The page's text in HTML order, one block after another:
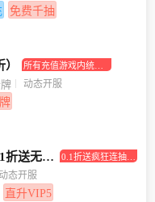
免费千抽
所有充值游戏内统统
打0.1折！
动态开服
鬼剑豪（鬼灭0.1折送无限抽）
0.1折送疯狂连抽，
态开服
直升VIP5